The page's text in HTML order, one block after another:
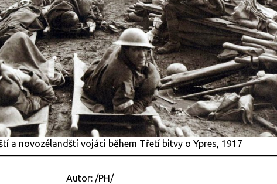
a novozélandští vojáci během Třetí bitvy o Ypres, 1917
Autor: /PH/